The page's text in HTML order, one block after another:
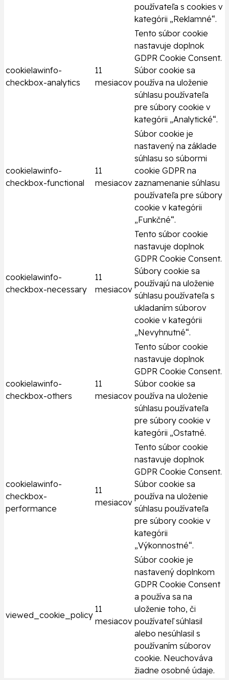
používateľa s cookies v
kategórii „Reklamné“.
cookielawinfo-
checkbox-analytics
11
mesiacov
Tento súbor cookie
nastavuje doplnok
GDPR Cookie Consent.
Súbor cookie sa
používa na uloženie
súhlasu používateľa
pre súbory cookie v
kategórii „Analytické“.
cookielawinfo-
checkbox-functional
11
mesiacov
Súbor cookie je
nastavený na základe
súhlasu so súbormi
cookie GDPR na
zaznamenanie súhlasu
používateľa pre súbory
cookie v kategórii
„Funkčné“.
cookielawinfo-
checkbox-necessary
11
mesiacov
Tento súbor cookie
nastavuje doplnok
GDPR Cookie Consent.
Súbory cookie sa
používajú na uloženie
súhlasu používateľa s
ukladaním súborov
cookie v kategórii
„Nevyhnutné“.
cookielawinfo-
checkbox-others
11
mesiacov
Tento súbor cookie
nastavuje doplnok
GDPR Cookie Consent.
Súbor cookie sa
používa na uloženie
súhlasu používateľa
pre súbory cookie v
kategórii „Ostatné.
cookielawinfo-
checkbox-
performance
11
mesiacov
Tento súbor cookie
nastavuje doplnok
GDPR Cookie Consent.
Súbor cookie sa
používa na uloženie
súhlasu používateľa
pre súbory cookie v
kategórii
„Výkonnostné“.
viewed_cookie_policy
11
mesiacov
Súbor cookie je
nastavený doplnkom
GDPR Cookie Consent
a používa sa na
uloženie toho, či
používateľ súhlasil
alebo nesúhlasil s
používaním súborov
cookie. Neuchováva
žiadne osobné údaje.